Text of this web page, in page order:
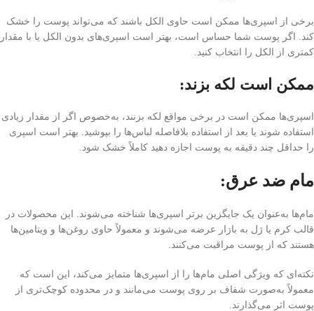
برخی از اسپری‌ها ممکن است حاوی الکل باشند که می‌تواند پوست را خشک
کند. اگر پوست شما حساس است، بهتر است اسپری‌های بدون الکل یا با مقدار
کمتری از الکل را انتخاب کنید.
ممکن است لکه بزند:
اسپری‌ها ممکن است در برخی مواقع لکه بزنند، به‌خصوص اگر از مقدار زیادی
استفاده شوند یا بعد از استفاده بلافاصله لباس‌ها را بپوشید. بهتر است اسپری
را حداقل چند دقیقه به پوست اجازه دهید کاملاً خشک شود.
مام ضد عرق:
مام‌ها به‌عنوان یک جایگزین برتر اسپری‌ها شناخته می‌شوند. این محصولات در
قالب کرم یا ژل به بازار عرضه می‌شوند و معمولاً حاوی روغن‌ها و ویتامین‌ها
هستند که از پوست مراقبت می‌کنند.
نکته‌ای که ویژگی اصلی مام‌ها را از اسپری‌ها متمایز می‌کند، این است که
معمولاً به‌صورت شفاف بر روی پوست می‌مانند و در محدوده کوچک‌تری از
پوست اثر می‌گذارند.